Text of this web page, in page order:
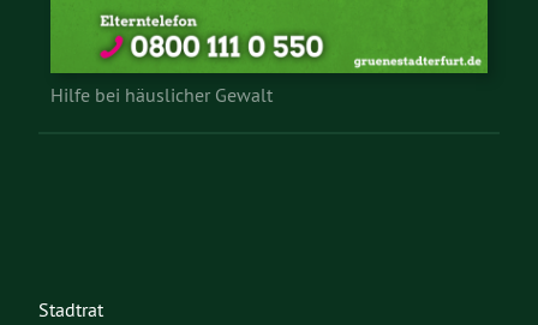
Hilfe bei häuslicher Gewalt
Stadtrat